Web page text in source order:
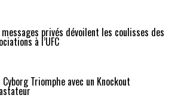
messages privés dévoilent les coulisses des
à l’UFC
Triomphe avec un Knockout